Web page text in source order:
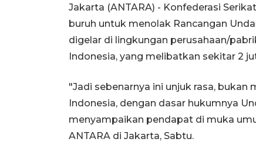
Jakarta (ANTARA) - Konfederasi
buruh untuk menolak Rancangan
digelar di lingkungan perusahaan/
Indonesia, yang melibatkan sekitar 2
"Jadi sebenarnya ini unjuk rasa,
Indonesia, dengan dasar hukumnya
menyampaikan pendapat di muka
ANTARA di Jakarta, Sabtu.